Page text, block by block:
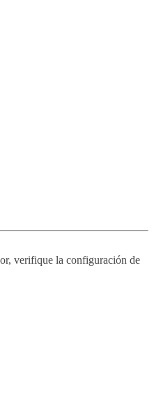
verifique la configuración de